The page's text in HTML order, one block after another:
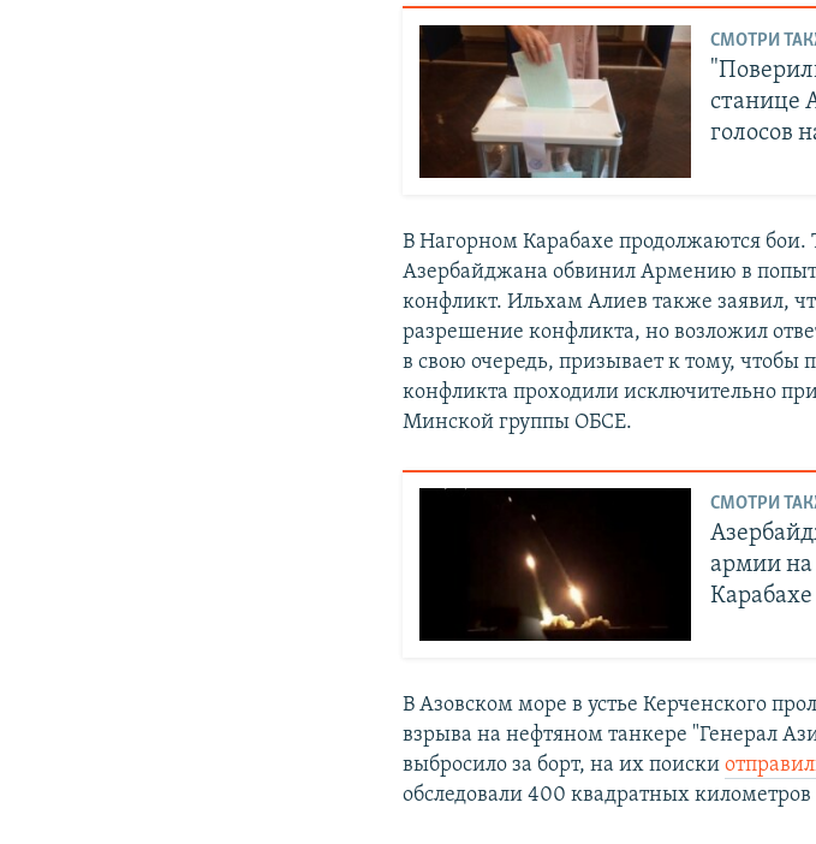
СМОТРИ
станице
голосов
В Нагорном Карабахе продолжаются
Азербайджана обвинил Армению в
конфликт. Ильхам Алиев также заявил,
разрешение конфликта, но возложил
в свою очередь, призывает к тому, чтобы
конфликта проходили исключительно
Минской группы ОБСЕ.
СМОТРИ
армии на
Карабахе
В Азовском море в устье Керченского
взрыва на нефтяном танкере "Генерал
выбросило за борт, на их поиски
обследовали 400 квадратных